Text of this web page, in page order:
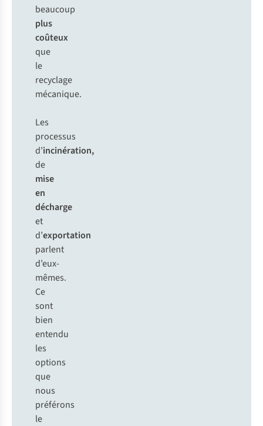
beaucoup
plus
coûteux
que
le
recyclage
mécanique.
Les
processus
d’incinération,
de
mise
en
décharge
et
d’exportation
parlent
d’eux-
mêmes.
Ce
sont
bien
entendu
les
options
que
nous
préférons
le